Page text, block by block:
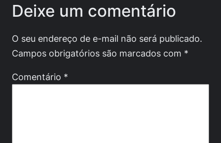
Deixe um comentário
O seu endereço de e-mail não será publicado.
Campos obrigatórios são marcados com *
Comentário *